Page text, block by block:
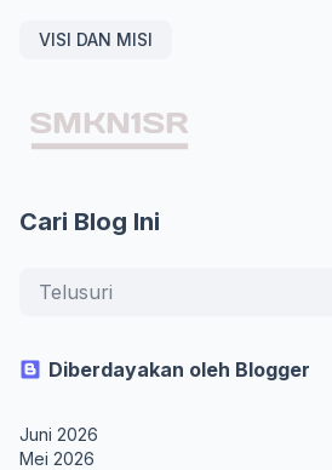
VISI DAN MISI
Cari Blog Ini
Diberdayakan oleh Blogger
Juni 2026
Mei 2026